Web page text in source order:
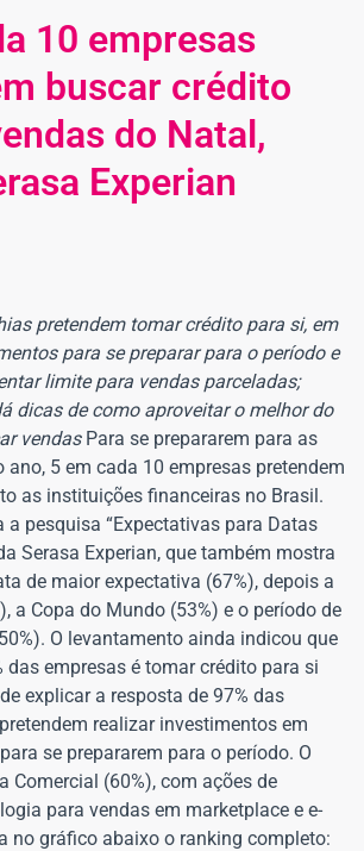
10 empresas
buscar crédito
do Natal,
Experian
pretendem tomar crédito para si, em
para se preparar para o período e
limite para vendas parceladas;
dicas de como aproveitar o melhor do
vendasPara se prepararem para as
5 em cada 10 empresas pretendem
as instituições financeiras no Brasil.
a pesquisa “Expectativas para Datas
Serasa Experian, que também mostra
de maior expectativa (67%), depois a
a Copa do Mundo (53%) e o período de
O levantamento ainda indicou que
das empresas é tomar crédito para si
explicar a resposta de 97% das
realizar investimentos em
se prepararem para o período. O
Comercial (60%), com ações de
para vendas em marketplace e e-
no gráfico abaixo o ranking completo: